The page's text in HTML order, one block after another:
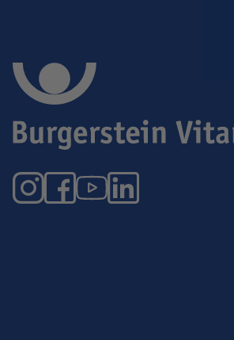
Instagram
Facebook
YouTube
LinkedIn